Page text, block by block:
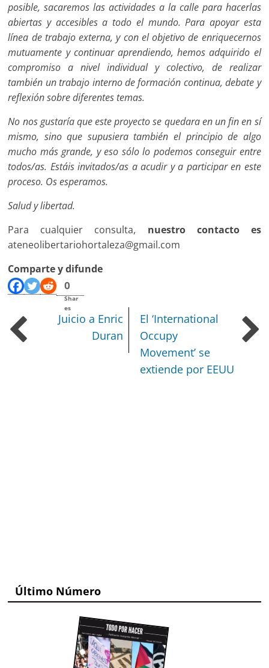
posible, sacaremos las actividades a la calle para hacerlas
abiertas y accesibles a todo el mundo. Para apoyar esta
línea de trabajo externa, y con el objetivo de enriquecernos
mutuamente y continuar aprendiendo, hemos adquirido el
compromiso a nivel individual y colectivo, de realizar
también un trabajo interno de formación continua, debate y
reflexión sobre diferentes temas.
No nos gustaría que este proyecto se quedara en un fin en sí
mismo, sino que supusiera también el principio de algo
mucho más grande, y eso sólo lo podemos conseguir entre
todos/as. Estáis invitados/as a acudir y a participar en este
proceso. Os esperamos.
Salud y libertad.
Para cualquier consulta, nuestro contacto es
ateneolibertariohortaleza@gmail.com
Comparte y difunde
0
Shar
es
Juicio a Enric
Duran
El ‘International
Occupy
Movement’ se
extiende por EEUU
Último Número